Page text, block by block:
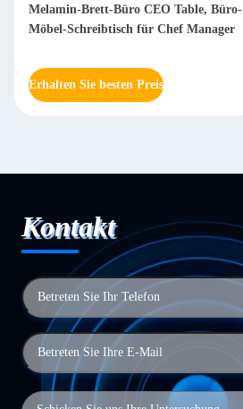
Melamin-Brett-Büro CEO Table, Büro-
Möbel-Schreibtisch für Chef Manager
Erhalten Sie besten Preis
Kontakt